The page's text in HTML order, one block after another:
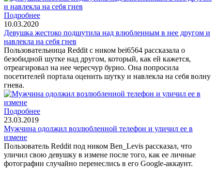
Подробнее
10.03.2020
Девушка жестоко подшутила над влюбленным в нее другом и
навлекла на себя гнев
Пользовательница Reddit с ником bei6564 рассказала о
безобидной шутке над другом, который, как ей кажется,
отреагировал на нее чересчур бурно. Она попросила
посетителей портала оценить шутку и навлекла на себя волну
гнева.
Подробнее
23.03.2019
Мужчина одолжил возлюбленной телефон и уличил ее в
измене
Пользователь Reddit под ником Ben_Levis рассказал, что
уличил свою девушку в измене после того, как ее личные
фотографии случайно перенеслись в его Google-аккаунт.